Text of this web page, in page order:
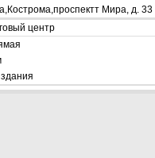
Мира, д. 33
центр